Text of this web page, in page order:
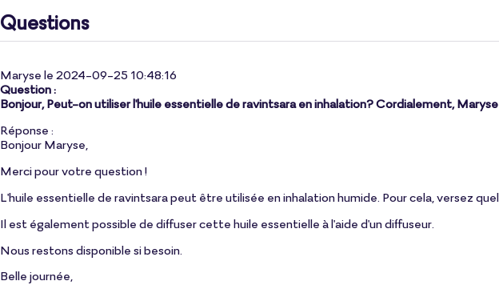
Questions
Maryse le 2024-09-25 10:48:16
Question :
Bonjour, Peut-on utiliser l'huile essentielle de ravintsara en inhalation? Cordialement, Maryse
Réponse :
Bonjour Maryse,
Merci pour votre question !
L'huile essentielle de ravintsara peut être utilisée en inhalation humide. Pour cela, versez
Il est également possible de diffuser cette huile essentielle à l'aide d'un diffuseur.
Nous restons disponible si besoin.
Belle journée,